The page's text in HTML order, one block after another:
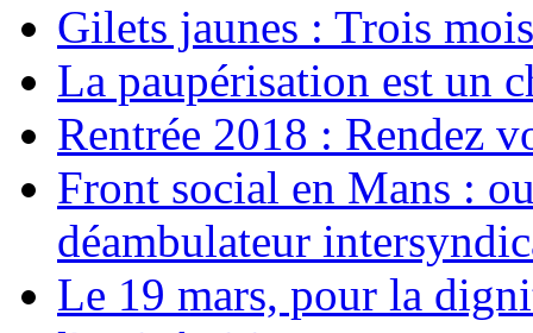
Gilets jaunes : Trois
La paupérisation est un
Rentrée 2018 : Rendez
Front social en Mans :
déambulateur
Le 19 mars, pour la